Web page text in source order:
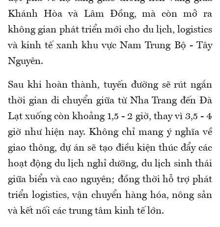
Khánh Hòa và Lâm Đồng, mà còn mở ra
không gian phát triển mới cho du lịch, logistics
và kinh tế xanh khu vực Nam Trung Bộ - Tây
Nguyên.
Sau khi hoàn thành, tuyến đường sẽ rút ngắn
thời gian di chuyển giữa từ Nha Trang đến Đà
Lạt xuống còn khoảng 1,5 - 2 giờ, thay vì 3,5 - 4
giờ như hiện nay. Không chỉ mang ý nghĩa về
giao thông, dự án sẽ tạo điều kiện thúc đẩy các
hoạt động du lịch nghỉ dưỡng, du lịch sinh thái
giữa biển và cao nguyên; đồng thời hỗ trợ phát
triển logistics, vận chuyển hàng hóa, nông sản
và kết nối các trung tâm kinh tế lớn.